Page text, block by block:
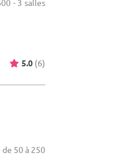
- 3 salles
5.0 (6)
50 à 250